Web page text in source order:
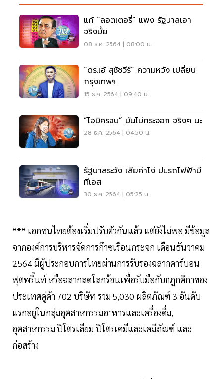
แก้ “ลอตเตอรี่” แพง รัฐบาลเอา
จริงมั้ย
08 ธ.ค. 2564 | 08:00 น.
“ดร.เอ้ สุชัชวีร์” ความหวัง เปลี่ยน
กรุงเทพฯ
15 ธ.ค. 2564 | 09:40 น.
“โอมิครอน” มันไม่กระจอก จริงๆ นะ
28 ธ.ค. 2564 | 04:50 น.
รัฐบาลระวัง เสียค่าโง่ ปมรถไฟฟ้าบี
ทีเอส
30 ธ.ค. 2564 | 05:25 น.
*** เอกชนไทยต้องเริ่มปรับตัวกันแล้ว แต่ยังไม่พอ มีข้อมูล
จากองค์การบริหารจัดการก๊าซเรือนกระจก เดือนธันวาคม
2564 มีผู้ประกอบการไทยผ่านการรับรองฉลากคาร์บอน
ฟุตพริ้นท์ หรือฉลากลดโลกร้อนเพื่อรับมือกับกฎกติกาของ
ประเทศคู่ค้า 702 บริษัท รวม 5,030 ผลิตภัณฑ์ 3 อันดับ
แรกอยู่ในกลุ่มอุตสาหกรรมอาหารและเครื่องดื่ม,
อุตสาหกรรม ปิโตรเลียม ปิโตรเคมีและเคมีภัณฑ์ และ
ก่อสร้าง